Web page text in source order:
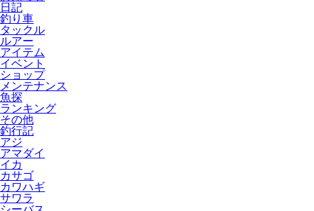
日記
釣り車
タックル
ルアー
アイテム
イベント
ショップ
メンテナンス
魚探
ランキング
その他
釣行記
アジ
アマダイ
イカ
カサゴ
カワハギ
サワラ